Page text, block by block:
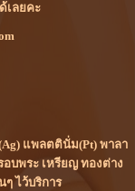
เลยคะ
แพลตตินั่ม(Pt) พาลา
อบพระ เหรียญ ทองต่าง
ไว้บริการ